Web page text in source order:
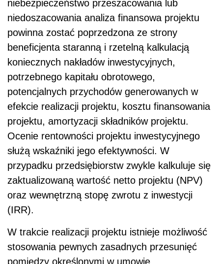
niebezpieczeństwo przeszacowania lub
niedoszacowania analiza finansowa projektu
powinna zostać poprzedzona ze strony
beneficjenta staranną i rzetelną kalkulacją
koniecznych nakładów inwestycyjnych,
potrzebnego kapitału obrotowego,
potencjalnych przychodów generowanych w
efekcie realizacji projektu, kosztu finansowania
projektu, amortyzacji składników projektu.
Ocenie rentowności projektu inwestycyjnego
służą wskaźniki jego efektywności. W
przypadku przedsiębiorstw zwykle kalkuluje się
zaktualizowaną wartość netto projektu (NPV)
oraz wewnętrzną stopę zwrotu z inwestycji
(IRR).
W trakcie realizacji projektu istnieje możliwość
stosowania pewnych zasadnych przesunięć
pomiędzy określonymi w umowie